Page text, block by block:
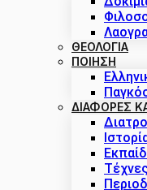
ΘΕΟΛΟΓΙΑ
ΠΟΙΗΣΗ
ΔΙΑΦΟΡΕΣ
Τέχνες